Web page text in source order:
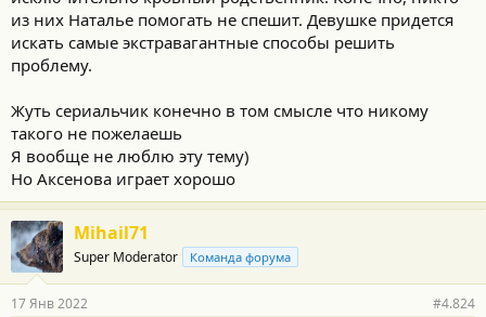
из них Наталье помогать не спешит. Девушке придется
искать самые экстравагантные способы решить
проблему.
Жуть сериальчик конечно в том смысле что никому
такого не пожелаешь
Я вообще не люблю эту тему)
Но Аксенова играет хорошо
Mihail71
Super Moderator Команда форума
17 Янв 2022 #4.824